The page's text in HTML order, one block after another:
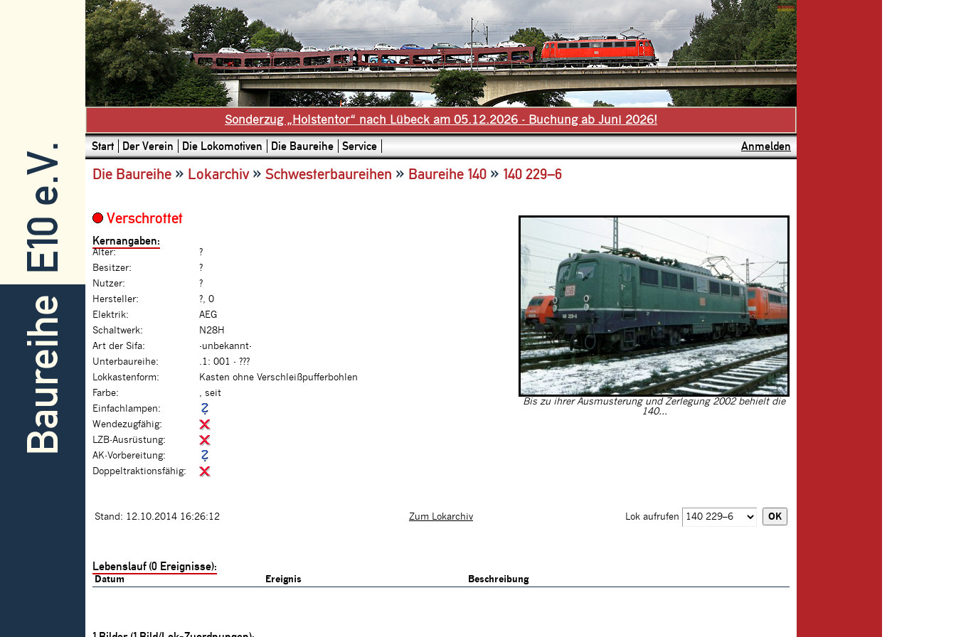
E10 e.V.
Baureihe
Sonderzug „Holstentor“ nach Lübeck am 05.12.2026 - Buchung ab Juni 2026!
Start Der Verein Die Lokomotiven Die Baureihe Service Anmelden
Die Baureihe » Lokarchiv» Schwesterbaureihen » Baureihe 140 » 140 229–6
Bis zu ihrer Ausmusterung und Zerlegung 2002 behielt die
140...
Verschrottet
Kernangaben:
Alter:
?
Besitzer:
?
Nutzer:
?
Hersteller:
?, 0
Elektrik:
AEG
Schaltwerk:
N28H
Art der Sifa:
-unbekannt-
Unterbaureihe:
.1: 001 - ???
Lokkastenform:
Kasten ohne Verschleißpufferbohlen
Farbe:
, seit
Einfachlampen:
Wendezugfähig:
LZB-Ausrüstung:
AK-Vorbereitung:
Doppeltraktionsfähig:
Stand: 12.10.2014 16:26:12 Zum Lokarchiv Lok aufrufen
Lebenslauf (0 Ereignisse):
Datum Ereignis Beschreibung